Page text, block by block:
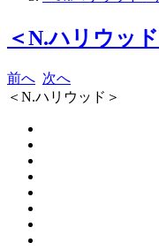
＜N.ハリウッ
前へ 次へ
＜N.ハリウッド＞